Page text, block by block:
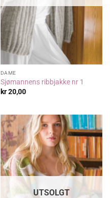
DAME
Sjømannens ribbjakke nr 1
kr20,00
UTSOLGT